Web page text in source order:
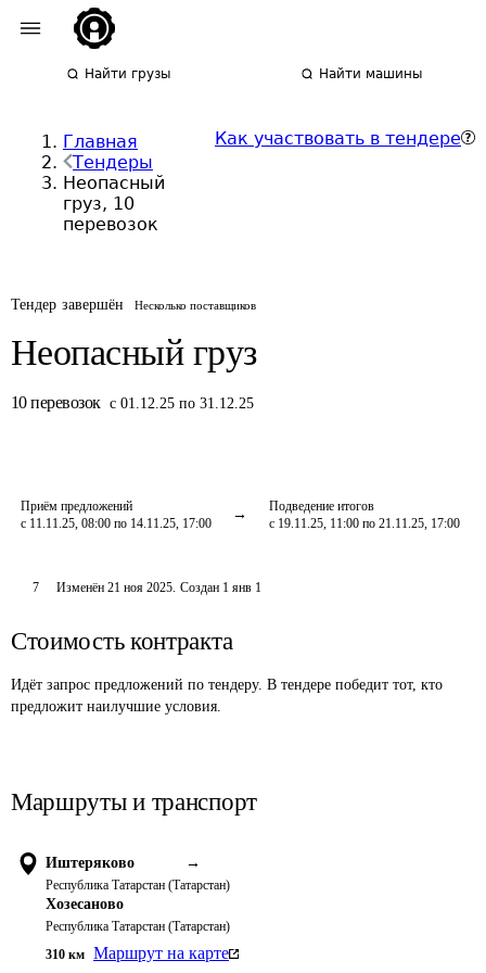
Найти грузы Найти машины
Главная
Тендеры
Неопасный
груз, 10
перевозок
Как участвовать в тендере
Тендер завершён Несколько поставщиков
Неопасный груз
10 перевозок с 01.12.25 по 31.12.25
Приём предложений
с 11.11.25, 08:00 по 14.11.25, 17:00
Подведение итогов
с 19.11.25, 11:00 по 21.11.25, 17:00
7 Изменён 21 ноя 2025. Создан 1 янв 1
Стоимость контракта
Идёт запрос предложений по тендеру. В тендере победит тот, кто
предложит наилучшие условия.
Маршруты и транспорт
Иштеряково →
Республика Татарстан (Татарстан)
Хозесаново
Республика Татарстан (Татарстан)
310 км Маршрут на карте